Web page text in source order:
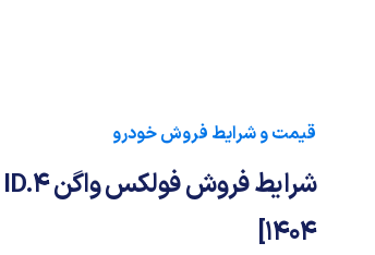
قیمت و شرایط فروش خودرو
۱۴۰۴]